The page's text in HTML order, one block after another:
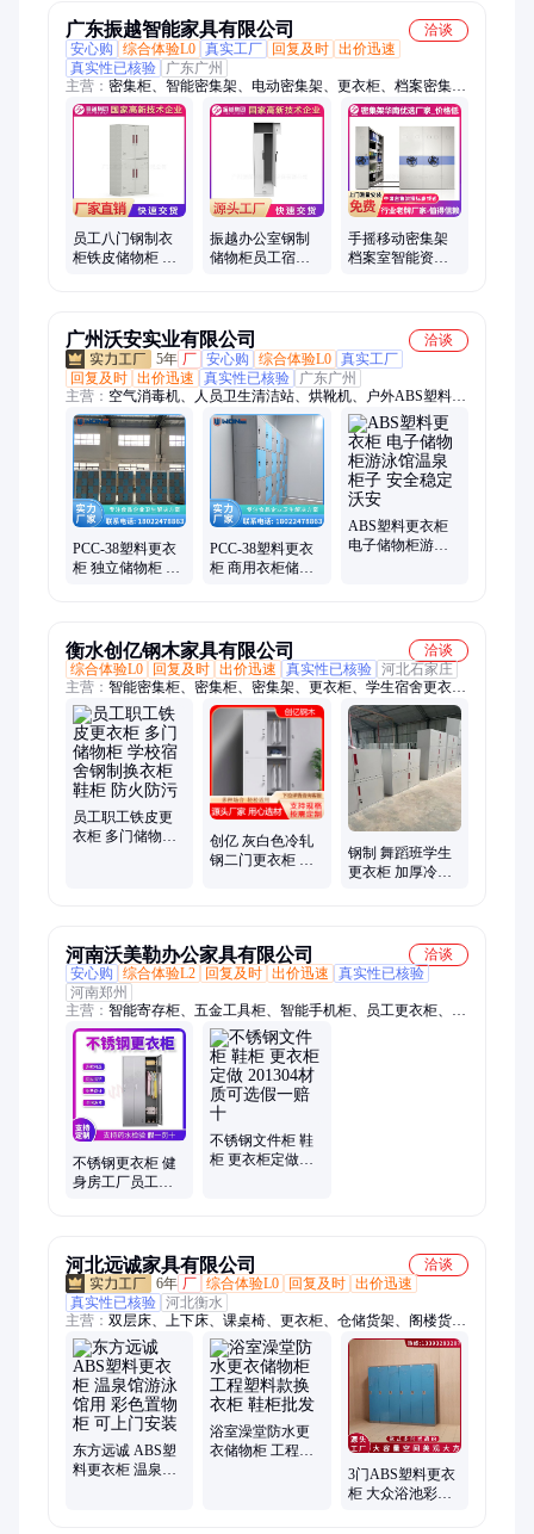
广东振越智能家具有限公司
洽谈
安心购
综合体验L0 真实工厂 回复及时 出价迅速
真实性已核验
广东广州
主营： 密集柜、智能密集架、电动密集架、更衣柜、档案密集
架、移动密集架、手动密集架、档案柜、图书馆书架、钢制书
架、钢木书架、文件柜、货架、公寓床、部队铁床、骨灰存放
架、智能书架、储物柜、资料柜、办公柜、保密柜、密集架、图
书架、上下铺、学生床
员工八门钢制衣
柜铁皮储物柜 更
振越办公室钢制
储物柜员工宿舍z
手摇移动密集架
档案室智能资料
广州沃安实业有限公司
洽谈
5年 厂 安心购 综合体验L0 真实工厂
回复及时 出价迅速 真实性已核验
广东广州
主营： 空气消毒机、人员卫生清洁站、烘靴机、户外ABS塑料更
衣柜、洗靴机、洗手烘干消毒机、泡沫清洗机、人员消毒闸机、
鞋靴烘干消毒机、移动泡沫清洗机、紫外臭氧杀菌机、清洁消毒
一体机、食品厂清洗设备、手动洗靴机、洗手烘干机、烘靴架、
烘手机、臭氧消毒机、紫外线消毒机、循环风空气消毒机、动态
空气消毒机、紫外线空气消毒机、臭氧空气消毒机、智能泡沫清
洗机、靴子消毒设备、手部消毒设备
PCC-38塑料更衣
柜 独立储物柜 员
PCC-38塑料更衣
柜 商用衣柜储物
ABS塑料更衣柜
电子储物柜游泳
衡水创亿钢木家具有限公司
洽谈
综合体验L0
回复及时 出价迅速 真实性已核验 河北石家庄
主营： 智能密集柜、密集柜、密集架、更衣柜、学生宿舍更衣
柜、手动密集柜、档案密集架、手摇密集架、铁皮柜、文件柜、
仓储柜、信报箱、信奶箱、钢木书架、双面书架、图书馆书架、
保密柜、货架
员工职工铁皮更
衣柜 多门储物柜
创亿 灰白色冷轧
钢二门更衣柜 简
钢制 舞蹈班学生
更衣柜 加厚冷轧
河南沃美勒办公家具有限公司
洽谈
安心购
综合体验L2 回复及时 出价迅速
真实性已核验
河南郑州
主营： 智能寄存柜、五金工具柜、智能手机柜、员工更衣柜、电
子存包柜、铁皮文件柜、资料档案柜、档案密集架、智能密集
架、医院中药柜、化学品防爆柜、防静电工作台、共享储物柜、
监控操作台、应急物资柜、仓储货架、垃圾分类箱、不锈钢储物
柜、智能工具充电柜、保险柜、消防器材柜、防汛物资柜、重型
货架、不锈钢货架、档案密集柜
不锈钢更衣柜 健
身房工厂员工衣
不锈钢文件柜 鞋
柜 更衣柜定做
河北远诚家具有限公司
洽谈
6年 厂 综合体验L0 回复及时 出价迅速
真实性已核验 河北衡水
主营： 双层床、上下床、课桌椅、更衣柜、仓储货架、阁楼货
架、电动智能、仓库货架、五金货架、智能档案柜、智能信报
箱、别墅信报箱、智能密集柜、防雨信报箱、小区信报箱、档案
密集柜、五金储物架、电动密集柜、五金储物货架、档案室密集
柜、不锈钢信报箱、档案室密集架、智能档案库房
东方远诚 ABS塑
料更衣柜 温泉馆
浴室澡堂防水更
衣储物柜 工程塑
3门ABS塑料更衣
柜 大众浴池彩色